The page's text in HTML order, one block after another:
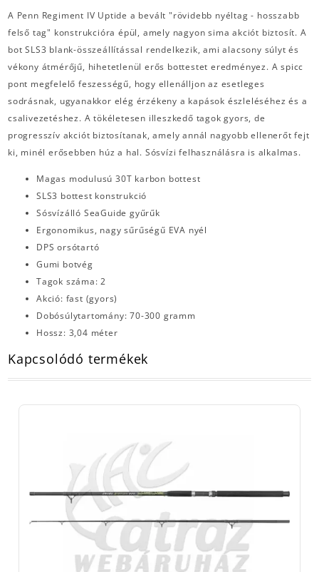
A Penn Regiment IV Uptide a bevált "rövidebb nyéltag - hosszabb
felső tag" konstrukcióra épül, amely nagyon sima akciót biztosít. A
bot SLS3 blank-összeállítással rendelkezik, ami alacsony súlyt és
vékony átmérőjű, hihetetlenül erős bottestet eredményez. A spicc
pont megfelelő feszességű, hogy ellenálljon az esetleges
sodrásnak, ugyanakkor elég érzékeny a kapások észleléséhez és a
csalivezetéshez. A tökéletesen illeszkedő tagok gyors, de
progresszív akciót biztosítanak, amely annál nagyobb ellenerőt fejt
ki, minél erősebben húz a hal. Sósvízi felhasználásra is alkalmas.
Magas modulusú 30T karbon bottest
SLS3 bottest konstrukció
Sósvízálló SeaGuide gyűrűk
Ergonomikus, nagy sűrűségű EVA nyél
DPS orsótartó
Gumi botvég
Tagok száma: 2
Akció: fast (gyors)
Dobósúlytartomány: 70-300 gramm
Hossz: 3,04 méter
Kapcsolódó termékek